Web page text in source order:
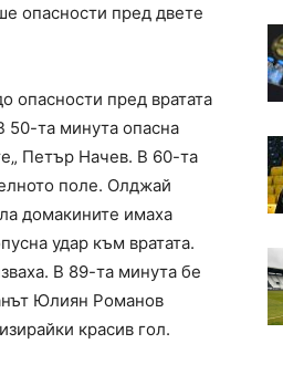
опасности пред двете
опасности пред вратата
50-та минута опасна
Петър Начев. В 60-та
поле. Олджай
домакините имаха
удар към вратата.
В 89-та минута бе
Юлиян Романов
красив гол.